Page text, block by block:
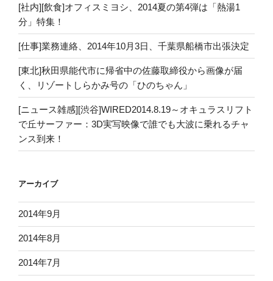
[社内][飲食]オフィスミヨシ、2014夏の第4弾は「熱湯1
分」特集！
[仕事]業務連絡、2014年10月3日、千葉県船橋市出張決定
[東北]秋田県能代市に帰省中の佐藤取締役から画像が届
く、リゾートしらかみ号の「ひのちゃん」
[ニュース雑感][渋谷]WIRED2014.8.19～オキュラスリフト
で丘サーファー：3D実写映像で誰でも大波に乗れるチャ
ンス到来！
アーカイブ
2014年9月
2014年8月
2014年7月